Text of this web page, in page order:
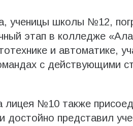
ученицы школы №12,
этап в колледже
и автоматике,
с действующими
лицея №10 также
достойно представил